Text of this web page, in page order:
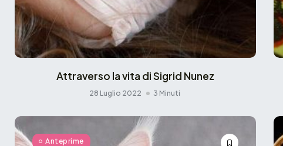
Attraverso la vita di Sigrid Nunez
28 Luglio 2022 3 Minuti
Anteprime